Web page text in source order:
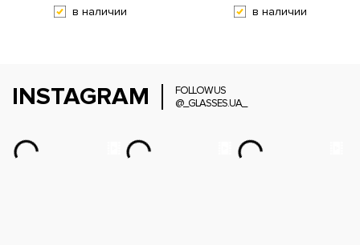
в наличии в наличии
INSTAGRAM
FOLLOW US
@_GLASSES.UA_